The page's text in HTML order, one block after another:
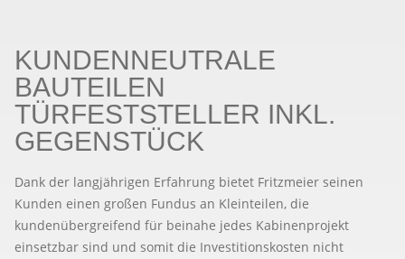
KUNDENNEUTRALE
BAUTEILEN
TÜRFESTSTELLER INKL.
GEGENSTÜCK
Dank der langjährigen Erfahrung bietet Fritzmeier seinen
Kunden einen großen Fundus an Kleinteilen, die
kundenübergreifend für beinahe jedes Kabinenprojekt
einsetzbar sind und somit die Investitionskosten nicht